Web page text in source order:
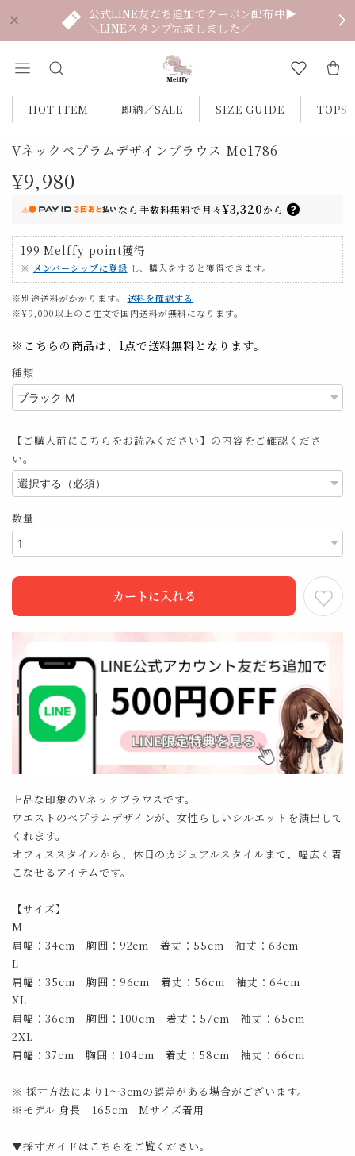
公式LINE友だち追加でクーポン配布中▶
＼LINEスタンプ完成しました／
HOT ITEM 即納／SALE SIZE GUIDE TOPS
Vネックペプラムデザインブラウス Me1786
¥9,980
なら 手数料無料で 月々¥3,320から
199 Melffy point獲得
※ メンバーシップに登録 し、購入をすると獲得できます。
※別途送料がかかります。
送料を確認する
※¥9,000以上のご注文で国内送料が無料になります。
※こちらの商品は、1点で送料無料 となります。
種類
【ご購入前にこちらをお読みください】の内容をご確認くださ
い。
数量
カートに入れる
上品な印象のVネックブラウスです。
ウエストのペプラムデザインが、女性らしいシルエットを演出して
くれます。
オフィススタイルから、休日のカジュアルスタイルまで、幅広く着
こなせるアイテムです。
【サイズ】
M
肩幅：34cm 胸囲：92cm 着丈：55cm 袖丈：63cm
L
肩幅：35cm 胸囲：96cm 着丈：56cm 袖丈：64cm
XL
肩幅：36cm 胸囲：100cm 着丈：57cm 袖丈：65cm
2XL
肩幅：37cm 胸囲：104cm 着丈：58cm 袖丈：66cm
※ 採寸方法により1～3cmの誤差がある場合がございます。
※モデル 身長 165cm Mサイズ着用
▼採寸ガイドはこちらをご覧ください。